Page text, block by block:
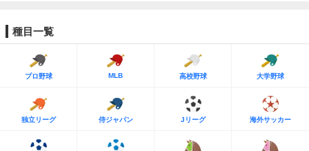
種目一覧
プロ野球 MLB 高校野球 大学野球
独立リーグ 侍ジャパン Jリーグ 海外サッカー